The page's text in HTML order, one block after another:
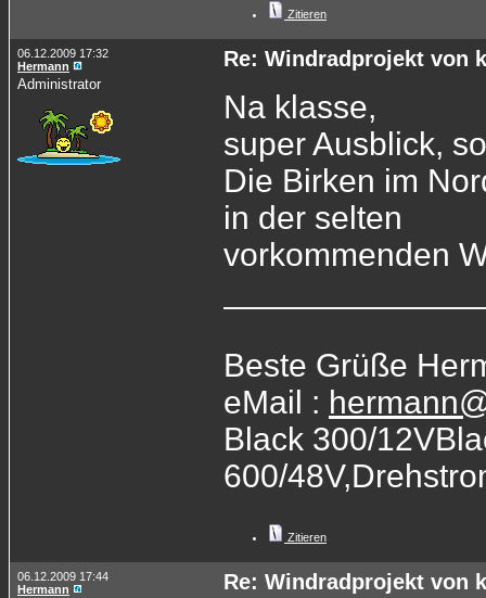
Zitieren
06.12.2009 17:32
Hermann
Administrator
Re: Windradprojekt von
Na klasse,
super Ausblick,
Die Birken im
in der selten
vorkommenden
Beste Grüße
eMail :
Black 300/
600/
Zitieren
06.12.2009 17:44
Hermann
Re: Windradprojekt von